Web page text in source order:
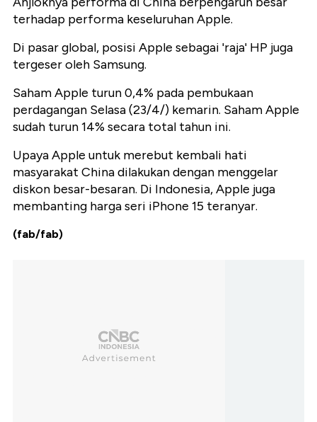
terhadap performa keseluruhan Apple.
Di pasar global, posisi Apple sebagai 'raja' HP juga
tergeser oleh Samsung.
Saham Apple turun 0,4% pada pembukaan
perdagangan Selasa (23/4/) kemarin. Saham Apple
sudah turun 14% secara total tahun ini.
Upaya Apple untuk merebut kembali hati
masyarakat China dilakukan dengan menggelar
diskon besar-besaran. Di Indonesia, Apple juga
membanting harga seri iPhone 15 teranyar.
(fab/fab)